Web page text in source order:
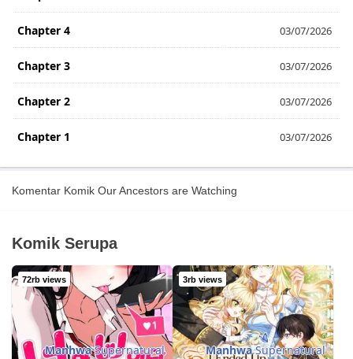
Chapter 4 03/07/2026
Chapter 3 03/07/2026
Chapter 2 03/07/2026
Chapter 1 03/07/2026
Komentar Komik Our Ancestors are Watching
Komik Serupa
72rb views
ManhwaSupernatural
3rb views
ManhwaSupernatural